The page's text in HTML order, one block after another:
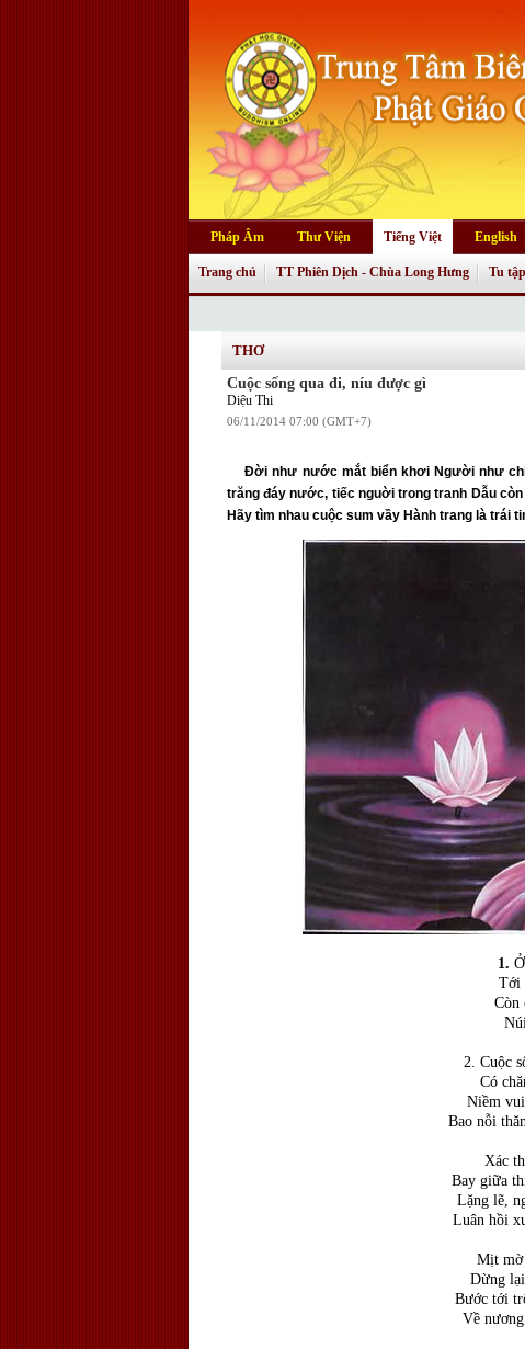
Pháp Âm Thư Viện Tiếng Việt English
Trang chủ TT Phiên Dịch - Chùa Long Hưng Tu tập
THƠ
Cuộc sống qua đi, níu được gì
Diệu Thi
06/11/2014 07:00 (GMT+7)
Đời như nước mắt biển khơi Người như
trăng đáy nước, tiếc nguời trong tranh Dẫu
Hãy tìm nhau cuộc sum vầy Hành trang là trái
1.
Tới
Còn
2. Cuộc
Có
Niềm vui
Bao nỗi
Xác
Bay giữa
Lặng lẽ,
Luân hồi
Mịt mờ
Dừng
Bước tới
Về